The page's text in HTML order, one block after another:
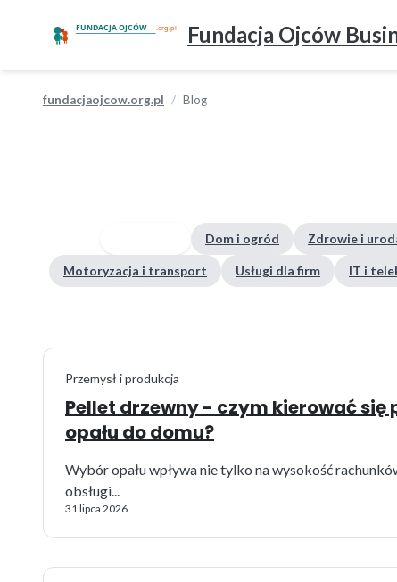
Fundacja Ojców
fundacjaojcow.org.pl Blog
Dom i ogród Zdrowie i
Motoryzacja i transport Usługi dla firm IT i
Przemysł i produkcja
Pellet drzewny - czym kierować się
opału do domu?
Wybór opału wpływa nie tylko na wysokość
obsługi...
31 lipca 2026